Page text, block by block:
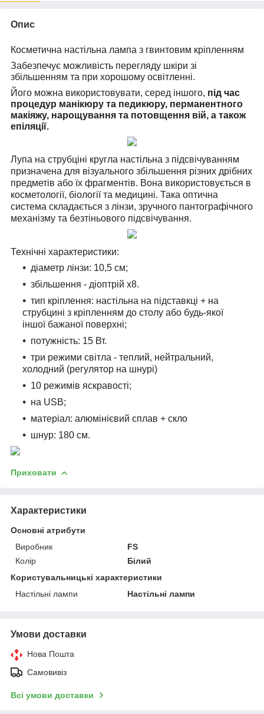
Опис
Косметична настільна лампа з гвинтовим кріпленням
Забезпечує можливість перегляду шкіри зі
збільшенням та при хорошому освітленні.
Його можна використовувати, серед іншого, під час
процедур манікюру та педикюру, перманентного
макіяжу, нарощування та потовщення вій, а також
епіляції.
Лупа на струбціні кругла настільна з підсвічуванням
призначена для візуального збільшення різних дрібних
предметів або їх фрагментів. Вона використовується в
косметології, біології та медицині. Така оптична
система складається з лінзи, зручного пантографічного
механізму та безтіньового підсвічування.
Технічні характеристики:
діаметр лінзи: 10,5 см;
збільшення - діоптрій х8.
тип кріплення: настільна на підставкці + на
струбцині з кріпленням до столу або будь-якої
іншої бажаної поверхні;
потужність: 15 Вт.
три режими світла - теплий, нейтральний,
холодний (регулятор на шнурі)
10 режимів яскравості;
на USB;
матеріал: алюмінієвий сплав + скло
шнур: 180 см.
Приховати
Характеристики
Основні атрибути
Виробник
FS
Колір
Білий
Користувальницькі характеристики
Настільні лампи
Настільні лампи
Умови доставки
Нова Пошта
Самовивіз
Всі умови доставки